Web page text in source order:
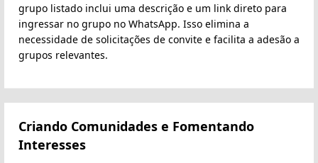
grupo listado inclui uma descrição e um link direto para
ingressar no grupo no WhatsApp. Isso elimina a
necessidade de solicitações de convite e facilita a adesão a
grupos relevantes.
Criando Comunidades e Fomentando
Interesses